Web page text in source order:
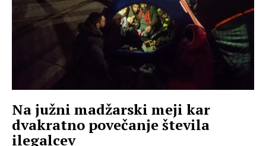
Na južni madžarski meji kar
dvakratno povečanje števila
ilegalcev